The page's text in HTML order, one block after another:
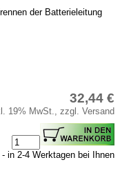
der Batterieleitung
32,44 €
19% MwSt., zzgl. Versand
in 2-4 Werktagen bei Ihnen